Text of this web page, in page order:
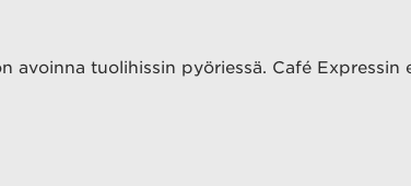
tuolihissin pyöriessä. Café